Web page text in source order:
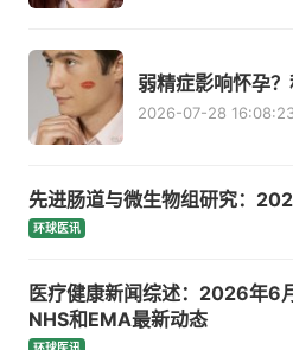
弱精症影响怀孕
2026-07-28
先进肠道与微生物组研究：
环球医讯
医疗健康新闻综述：2026年6
NHS和EMA最新动态